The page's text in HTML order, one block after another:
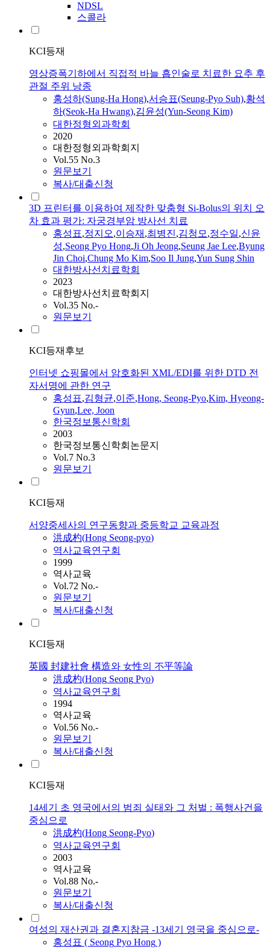
NDSL
스콜라
KCI등재
영상증폭기하에서 직접적 바늘 흡인술로 치료한 요추 후
관절 주위 낭종
홍성하(Sung-Ha Hong),서승표(Seung-Pyo Suh),황석
하(Seok-Ha Hwang),김윤성(Yun-Seong Kim)
대한정형외과학회
2020
대한정형외과학회지
Vol.55 No.3
원문보기
복사/대출신청
3D 프린터를 이용하여 제작한 맞춤형 Si-Bolus의 위치 오
차 효과 평가: 자궁경부암 방사선 치료
홍성표,정지오,이승재 ,최병진,김청모,정수일,신윤
성,Seong Pyo Hong,Ji Oh Jeong,Seung Jae Lee,Byung
Jin Choi,Chung Mo Kim,Soo Il Jung,Yun Sung Shin
대한방사선치료학회
2023
대한방사선치료학회지
Vol.35 No.-
원문보기
KCI등재후보
인터넷 쇼핑몰에서 암호화된 XML/EDI를 위한 DTD 전
자서명에 관한 연구
홍성표,김형균,이준,Hong, Seong-Pyo,Kim, Hyeong-
Gyun,Lee, Joon
한국정보통신학회
2003
한국정보통신학회논문지
Vol.7 No.3
원문보기
KCI등재
서양중세사의 연구동향과 중등학교 교육과정
洪成杓(Hong Seong-pyo)
역사교육연구회
1999
역사교육
Vol.72 No.-
원문보기
복사/대출신청
KCI등재
英國 封建社會 構造와 女性의 不平等論
洪成杓(Hong Seong Pyo)
역사교육연구회
1994
역사교육
Vol.56 No.-
원문보기
복사/대출신청
KCI등재
14세기 초 영국에서의 범죄 실태와 그 처벌 : 폭행사건을
중심으로
洪成杓(Hong Seong-Pyo)
역사교육연구회
2003
역사교육
Vol.88 No.-
원문보기
복사/대출신청
여성의 재산권과 결혼지참금 -13세기 영국을 중심으로-
홍성표 ( Seong Pyo Hong )